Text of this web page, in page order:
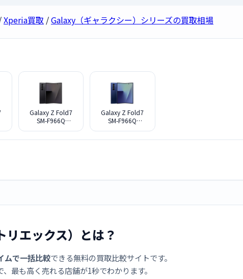
Xperia買取 /Galaxy（ギャラクシー）シリーズの買取相場
Galaxy Z Fold7
SM-F966Q
Galaxy Z Fold7
SM-F966Q
リエックス）とは？
ムで一括比較できる無料の買取比較サイトです。
最も高く売れる店舗が1秒でわかります。